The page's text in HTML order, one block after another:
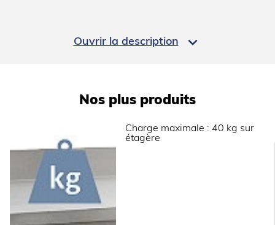
Ouvrir la description 
Informations complémentaires
Armoire suspendue hauteur 800 mm.
2 portes coulissantes et 2 étagères réglables.
Porte double paroi avec poignée intégrale
arrondie.
Double-fond.
Nos plus produits
Charge maximale : 40 kg sur
étagère